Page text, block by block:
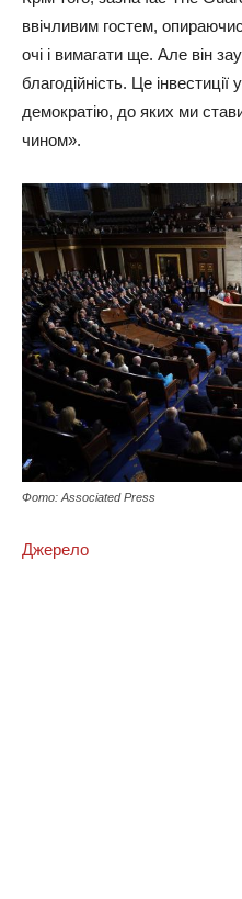
ввічливим гостем,
очі і вимагати ще. Але він
благодійність. Це
демократію, до яких ми
чином».
Фото: Associated Press
Джерело